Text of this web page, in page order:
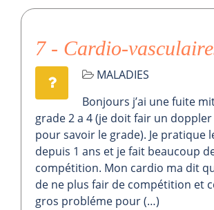
7 - Cardio-
MALADIES
Bonjours j’ai une fuite
grade 2 a 4 (je doit fair un
pour savoir le grade). Je pratique
depuis 1 ans et je fait beaucoup
compétition. Mon cardio ma dit
de ne plus fair de compétition et
gros probléme pour (…)